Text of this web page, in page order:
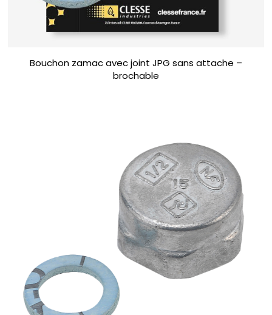
Bouchon zamac avec joint JPG sans attache –
brochable